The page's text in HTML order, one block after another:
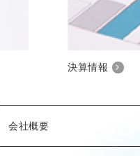
決算情報
会社概要